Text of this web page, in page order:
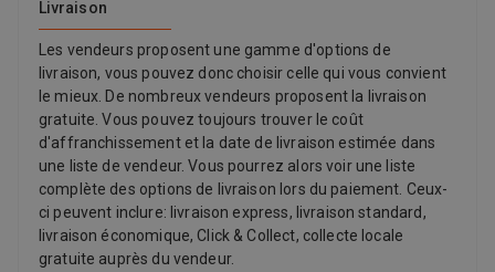
Livraison
Les vendeurs proposent une gamme d'options de
livraison, vous pouvez donc choisir celle qui vous convient
le mieux. De nombreux vendeurs proposent la livraison
gratuite. Vous pouvez toujours trouver le coût
d'affranchissement et la date de livraison estimée dans
une liste de vendeur. Vous pourrez alors voir une liste
complète des options de livraison lors du paiement. Ceux-
ci peuvent inclure: livraison express, livraison standard,
livraison économique, Click & Collect, collecte locale
gratuite auprès du vendeur.